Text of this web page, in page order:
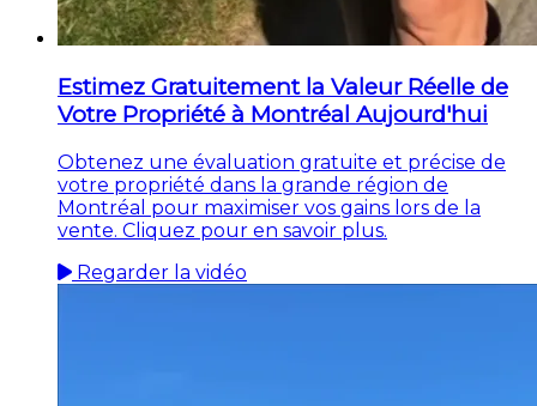
Estimez Gratuitement la Valeur Réelle de
Votre Propriété à Montréal Aujourd'hui
Obtenez une évaluation gratuite et précise de
votre propriété dans la grande région de
Montréal pour maximiser vos gains lors de la
vente. Cliquez pour en savoir plus.
Regarder la vidéo